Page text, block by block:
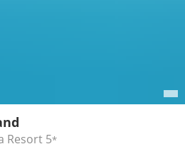
Resort 5*